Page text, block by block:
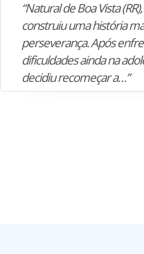
“Natural de Boa Vista
construiu uma história
perseverança. Após
dificuldades ainda na
decidiu recomeçar a…”